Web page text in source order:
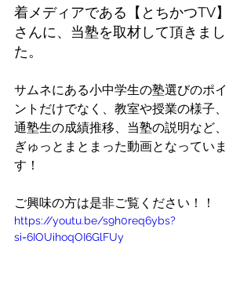
着メディアである【とちかつTV】
さんに、当塾を取材して頂きまし
た。
サムネにある小中学生の塾選びのポイ
ントだけでなく、教室や授業の様子、
通塾生の成績推移、当塾の説明など、
ぎゅっとまとまった動画となっていま
す！
ご興味の方は是非ご覧ください！！
https://youtu.be/s9h0req6ybs?
si=6IOUihoqOI6GlFUy